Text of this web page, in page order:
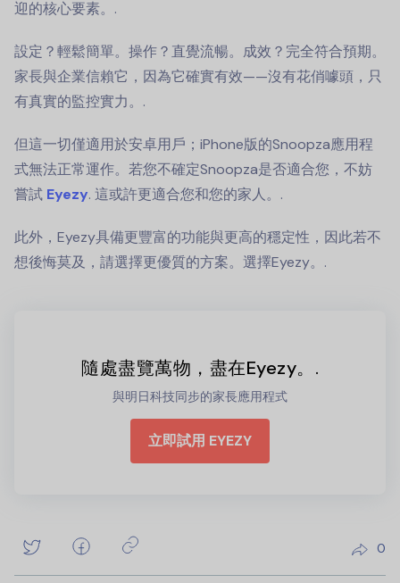
迎的核心要素。.
設定？輕鬆簡單。操作？直覺流暢。成效？完全符合預期。
家長與企業信賴它，因為它確實有效——沒有花俏噱頭，只
有真實的監控實力。.
但這一切僅適用於安卓用戶；iPhone版的Snoopza應用程
式無法正常運作。若您不確定Snoopza是否適合您，不妨
嘗試 Eyezy. 這或許更適合您和您的家人。.
此外，Eyezy具備更豐富的功能與更高的穩定性，因此若不
想後悔莫及，請選擇更優質的方案。選擇Eyezy。.
隨處盡覽萬物，盡在Eyezy。.
與明日科技同步的家長應用程式
立即試用 EYEZY
0